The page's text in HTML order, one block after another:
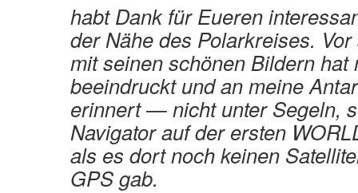
habt Dank für Eueren
der Nähe des Polarkreises.
mit seinen schönen Bildern hat
beeindruckt und an meine
erinnert — nicht unter Segeln,
Navigator auf der ersten
als es dort noch keinen
GPS gab.